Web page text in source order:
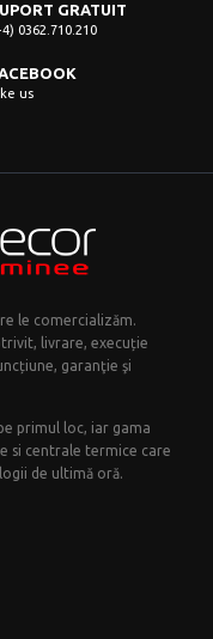
GRATUIT
0362.710.210
us
le comercializăm.
livrare, execuție
garanţie şi
primul loc, iar gama
si centrale termice care
de ultimă oră.